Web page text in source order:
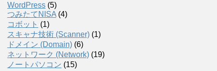
WordPress (5)
つみたてNISA (4)
コボット (1)
スキャナ技術 (Scanner) (1)
ドメイン (Domain) (6)
ネットワーク (Network) (19)
ノートパソコン (15)